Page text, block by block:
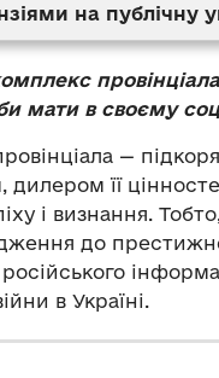
на публічну
мати в своєму
—
дилером її
і визнання.
до
в Україні.